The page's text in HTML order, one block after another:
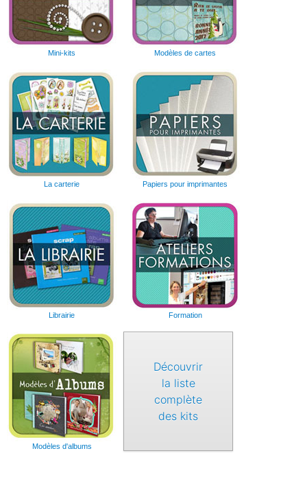
Mini-kits Modèles de cartes
La carterie Papiers pour imprimantes
Librairie Formation
Modèles d'albums
Découvrir
la liste
complète
des kits